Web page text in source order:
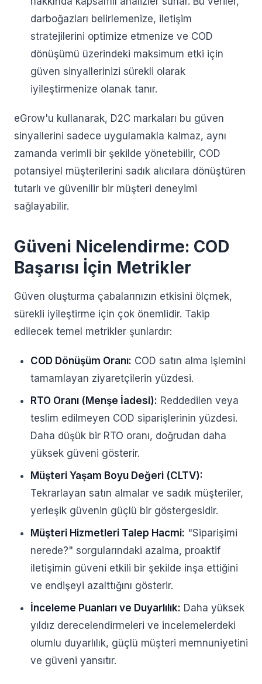
darboğazları belirlemenize, iletişim
stratejilerini optimize etmenize ve COD
dönüşümü üzerindeki maksimum etki için
güven sinyallerinizi sürekli olarak
iyileştirmenize olanak tanır.
eGrow'u kullanarak, D2C markaları bu güven
sinyallerini sadece uygulamakla kalmaz, aynı
zamanda verimli bir şekilde yönetebilir, COD
potansiyel müşterilerini sadık alıcılara dönüştüren
tutarlı ve güvenilir bir müşteri deneyimi
sağlayabilir.
Güveni Nicelendirme: COD
Başarısı İçin Metrikler
Güven oluşturma çabalarınızın etkisini ölçmek,
sürekli iyileştirme için çok önemlidir. Takip
edilecek temel metrikler şunlardır:
COD Dönüşüm Oranı: COD satın alma işlemini
tamamlayan ziyaretçilerin yüzdesi.
RTO Oranı (Menşe İadesi): Reddedilen veya
teslim edilmeyen COD siparişlerinin yüzdesi.
Daha düşük bir RTO oranı, doğrudan daha
yüksek güveni gösterir.
Müşteri Yaşam Boyu Değeri (CLTV):
Tekrarlayan satın almalar ve sadık müşteriler,
yerleşik güvenin güçlü bir göstergesidir.
Müşteri Hizmetleri Talep Hacmi: "Siparişimi
nerede?" sorgularındaki azalma, proaktif
iletişimin güveni etkili bir şekilde inşa ettiğini
ve endişeyi azalttığını gösterir.
İnceleme Puanları ve Duyarlılık: Daha yüksek
yıldız derecelendirmeleri ve incelemelerdeki
olumlu duyarlılık, güçlü müşteri memnuniyetini
ve güveni yansıtır.